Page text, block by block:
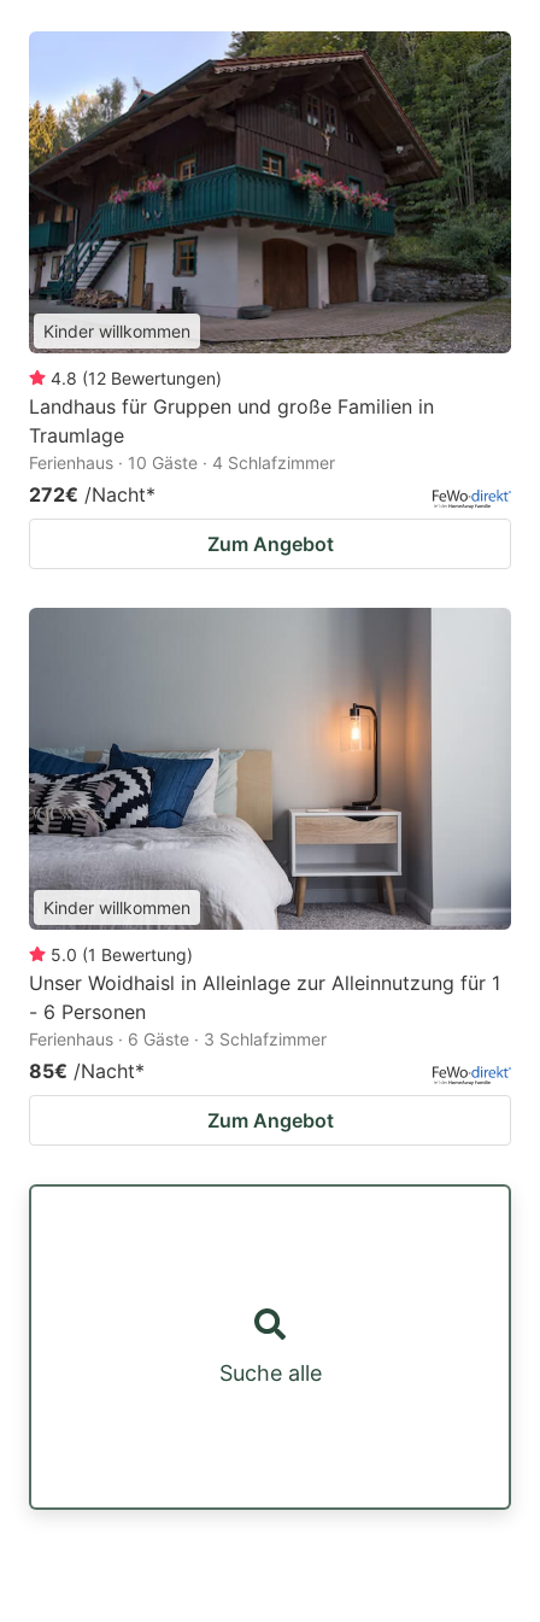
Kinder willkommen
4.8 (12 Bewertungen)
Landhaus für Gruppen und große Familien in
Traumlage
Ferienhaus · 10 Gäste · 4 Schlafzimmer
272€ /Nacht*
Zum Angebot
Kinder willkommen
5.0 (1 Bewertung)
Unser Woidhaisl in Alleinlage zur Alleinnutzung für 1
- 6 Personen
Ferienhaus · 6 Gäste · 3 Schlafzimmer
85€ /Nacht*
Zum Angebot
Suche alle